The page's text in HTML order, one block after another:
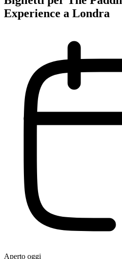
Experience a Londra
Aperto oggi